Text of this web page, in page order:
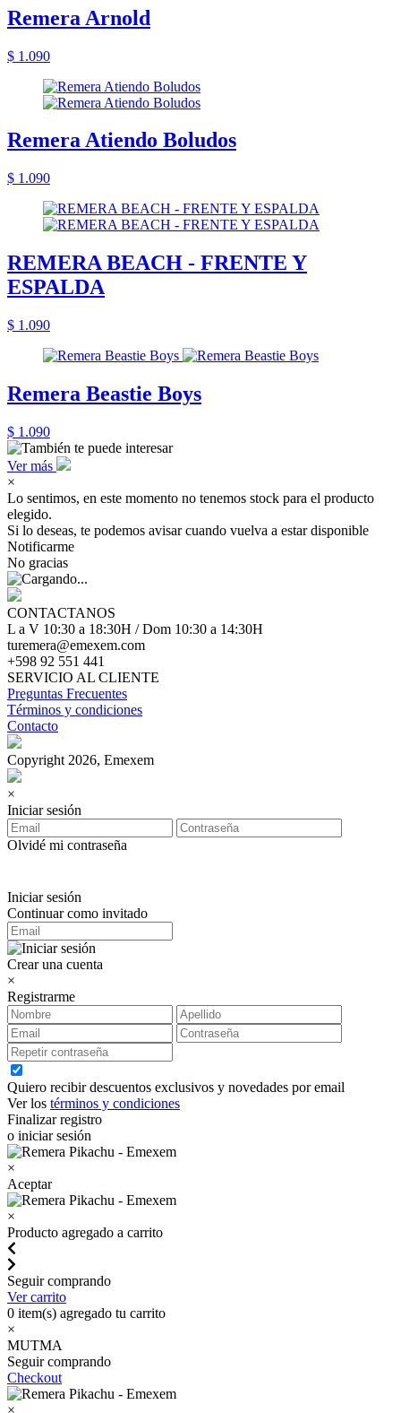
Remera Arnold
$ 1.090
Remera Atiendo Boludos
$ 1.090
REMERA BEACH - FRENTE Y
ESPALDA
$ 1.090
Remera Beastie Boys
$ 1.090
Ver más
×
Lo sentimos, en este momento no tenemos stock para el producto
elegido.
Si lo deseas, te podemos avisar cuando vuelva a estar disponible
Notificarme
No gracias
CONTACTANOS
L a V 10:30 a 18:30H / Dom 10:30 a 14:30H
turemera@emexem.com
+598 92 551 441
SERVICIO AL CLIENTE
Preguntas Frecuentes
Términos y condiciones
Contacto
Copyright 2026, Emexem
×
Iniciar sesión
Olvidé mi contraseña
Iniciar sesión
Continuar como invitado
Crear una cuenta
×
Registrarme
Quiero recibir descuentos exclusivos y novedades por email
Ver los términos y condiciones
Finalizar registro
o iniciar sesión
×
Aceptar
×
Producto agregado a carrito
Seguir comprando
Ver carrito
0 item(s) agregado tu carrito
×
MUTMA
Seguir comprando
Checkout
×